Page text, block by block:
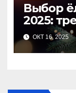
Выбор
2025:
ОКТ 16, 2025